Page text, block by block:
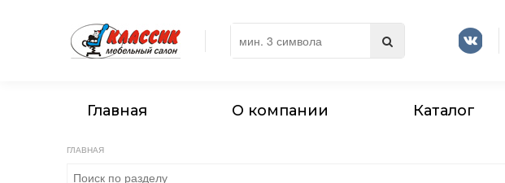
Главная О компании Каталог
ГЛАВНАЯ